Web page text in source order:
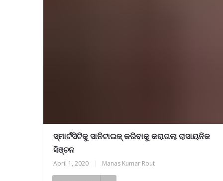
ସ୍ମାର୍ଟସିଟିକୁ ସାନିଟାଇଜ୍ କରିବାକୁ କରାଗଲା ରାସାୟନିକ
ସିଞ୍ଚନ
April 1, 2020 Manas Kumar Rout